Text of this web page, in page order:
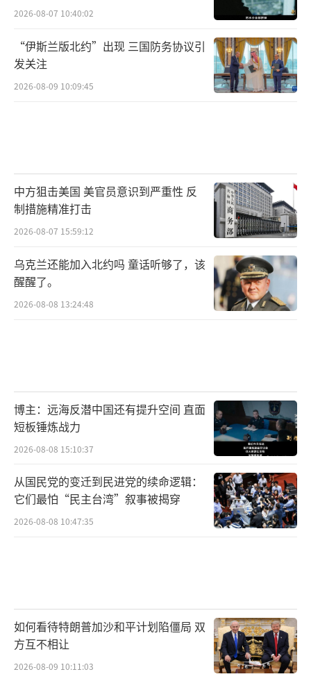
2026-08-07 10:40:02
“伊斯兰版北约”出现 三国防务协议引
发关注
2026-08-09 10:09:45
中方狙击美国 美官员意识到严重性 反
制措施精准打击
2026-08-07 15:59:12
乌克兰还能加入北约吗 童话听够了，该
醒醒了。
2026-08-08 13:24:48
博主：远海反潜中国还有提升空间 直面
短板锤炼战力
2026-08-08 15:10:37
从国民党的变迁到民进党的续命逻辑：
它们最怕“民主台湾”叙事被揭穿
2026-08-08 10:47:35
如何看待特朗普加沙和平计划陷僵局 双
方互不相让
2026-08-09 10:11:03